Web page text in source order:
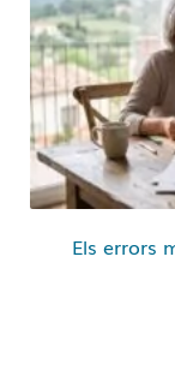
Els errors